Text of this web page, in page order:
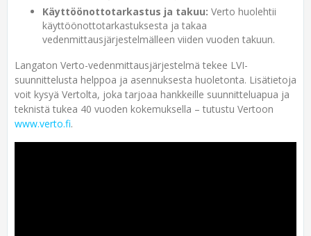
Käyttöönottotarkastus ja takuu: Verto huolehtii
käyttöönottotarkastuksesta ja takaa
vedenmittausjärjestelmälleen viiden vuoden takuun.
Langaton Verto-vedenmittausjärjestelmä tekee LVI-
suunnittelusta helppoa ja asennuksesta huoletonta. Lisätietoja
voit kysyä Vertolta, joka tarjoaa hankkeille suunnitteluapua ja
teknistä tukea 40 vuoden kokemuksella – tutustu Vertoon
www.verto.fi.